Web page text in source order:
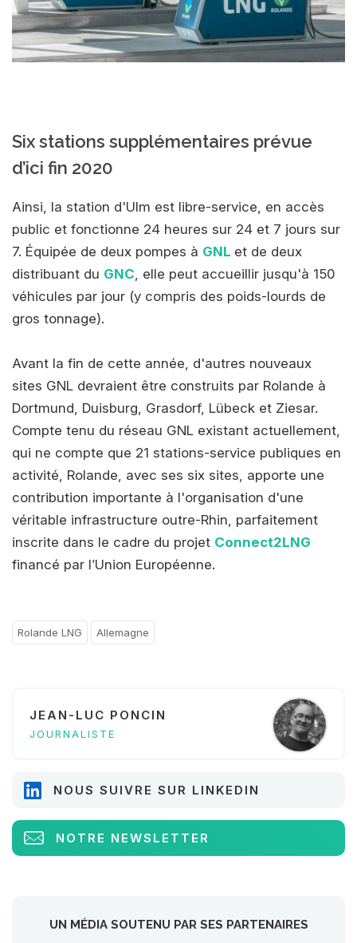
Six stations supplémentaires prévue
d’ici fin 2020
Ainsi, la station d'Ulm est libre-service, en accès
public et fonctionne 24 heures sur 24 et 7 jours sur
7. Équipée de deux pompes à GNL et de deux
distribuant du GNC, elle peut accueillir jusqu'à 150
véhicules par jour (y compris des poids-lourds de
gros tonnage).
Avant la fin de cette année, d'autres nouveaux
sites GNL devraient être construits par Rolande à
Dortmund, Duisburg, Grasdorf, Lübeck et Ziesar.
Compte tenu du réseau GNL existant actuellement,
qui ne compte que 21 stations-service publiques en
activité, Rolande, avec ses six sites, apporte une
contribution importante à l'organisation d'une
véritable infrastructure outre-Rhin, parfaitement
inscrite dans le cadre du projet Connect2LNG
financé par l’Union Européenne.
Rolande LNG Allemagne
JEAN-LUC PONCIN
JOURNALISTE
NOUS SUIVRE SUR LINKEDIN
NOTRE NEWSLETTER
UN MÉDIA SOUTENU PAR SES PARTENAIRES